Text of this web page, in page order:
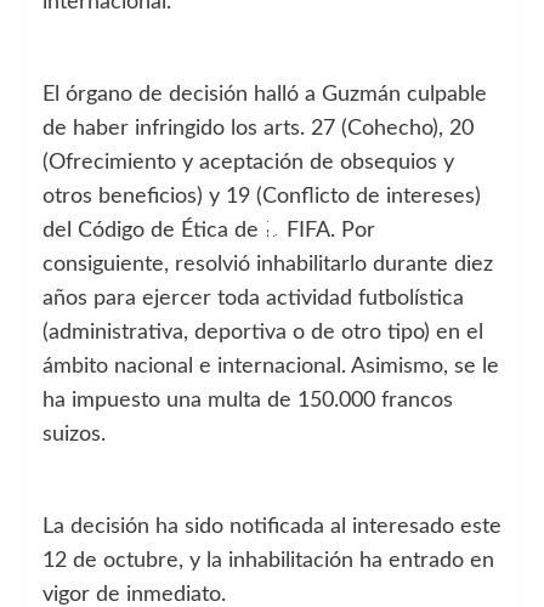
El órgano de decisión halló a Guzmán culpable
de haber infringido los arts. 27 (Cohecho), 20
(Ofrecimiento y aceptación de obsequios y
otros beneficios) y 19 (Conflicto de intereses)
del Código de Ética de la FIFA. Por
consiguiente, resolvió inhabilitarlo durante diez
años para ejercer toda actividad futbolística
(administrativa, deportiva o de otro tipo) en el
ámbito nacional e internacional. Asimismo, se le
ha impuesto una multa de 150.000 francos
suizos.
La decisión ha sido notificada al interesado este
12 de octubre, y la inhabilitación ha entrado en
vigor de inmediato.